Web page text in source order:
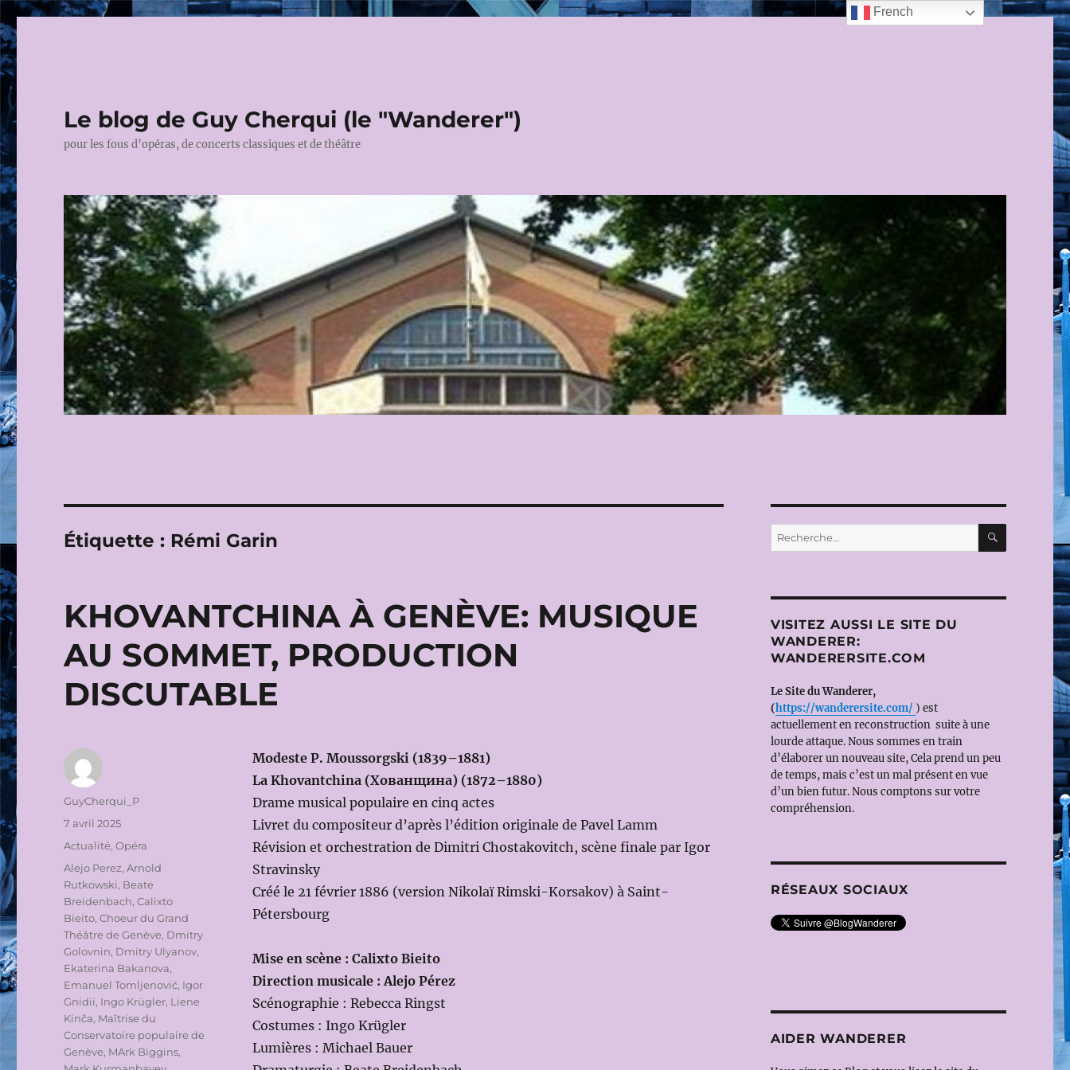
Le blog de Guy Cherqui (le "Wanderer")
pour les fous d’opéras, de concerts classiques et de théâtre
Étiquette : Rémi Garin
KHOVANTCHINA À GENÈVE: MUSIQUE
AU SOMMET, PRODUCTION
DISCUTABLE
Modeste P. Moussorgski (1839–1881)
La Khovantchina (Хованщина) (1872–1880)
Drame musical populaire en cinq actes
Livret du compositeur d’après l’édition originale de Pavel Lamm
Révision et orchestration de Dimitri Chostakovitch, scène finale par Igor
Stravinsky
Créé le 21 février 1886 (version Nikolaï Rimski-Korsakov) à Saint-
Pétersbourg
Mise en scène : Calixto Bieito
Direction musicale : Alejo Pérez
Scénographie : Rebecca Ringst
Costumes : Ingo Krügler
Lumières : Michael Bauer
Auteur
GuyCherqui_P
Publié
7 avril 2025
Catégories
Actualité,Opéra
Étiquettes
Alejo Perez,Arnold
Rutkowski, Beate
Breidenbach,Calixto
Bieito,Choeur du Grand
Théâtre de Genève, Dmitry
Golovnin, Dmitry Ulyanov,
Ekaterina Bakanova,
Emanuel Tomljenović, Igor
Gnidii, Ingo Krügler, Liene
Kinča, Maîtrise du
Conservatoire populaire de
Genève, MArk Biggins,
Recherche
pour :
VISITEZ AUSSI LE SITE DU
WANDERER:
WANDERERSITE.COM
Le Site du Wanderer,
(https://wanderersite.com/ ) est
actuellement en reconstruction suite à une
lourde attaque. Nous sommes en train
d’élaborer un nouveau site, Cela prend un peu
de temps, mais c’est un mal présent en vue
d’un bien futur. Nous comptons sur votre
compréhension.
RÉSEAUX SOCIAUX
AIDER WANDERER
French